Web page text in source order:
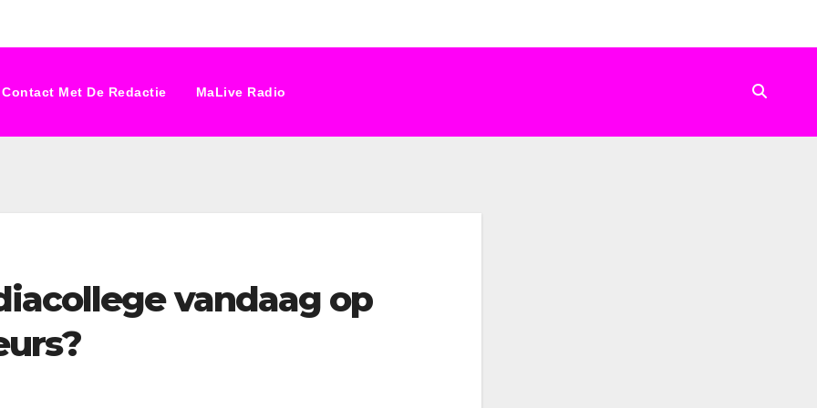
Contact Met De Redactie MaLive Radio
vandaag op